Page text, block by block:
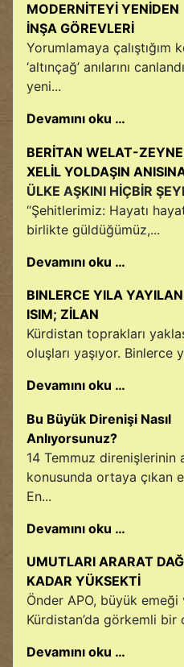
MODERNİTEYİ YENİDEN
İNŞA GÖREVLERİ
Yorumlamaya çalıştığım
‘altınçağ’ anılarını
yeni...
Devamını oku …
BERİTAN WELAT-
XELİL YOLDAŞIN
ÜLKE AŞKINI HİÇBİR
“Şehitlerimiz: Hayatı
birlikte güldüğümüz,...
Devamını oku …
BINLERCE YILA YAYILAN
ISIM; ZİLAN
Kürdistan toprakları
oluşları yaşıyor. Binlerce
Devamını oku …
Bu Büyük Direnişi Nasıl
Anlıyorsunuz?
14 Temmuz direnişlerinin
konusunda ortaya çıkan
En...
Devamını oku …
UMUTLARI ARARAT
KADAR YÜKSEKTİ
Önder APO, büyük emeği
Kürdistan’da görkemli
Devamını oku …